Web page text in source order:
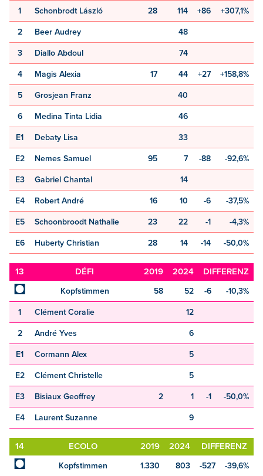
1 Schonbrodt László 28 114 +86 +307,1%
2 Beer Audrey 48
3 Diallo Abdoul 74
4 Magis Alexia 17 44 +27 +158,8%
5 Grosjean Franz 40
6 Medina Tinta Lidia 46
E1 Debaty Lisa 33
E2 Nemes Samuel 95 7 -88 -92,6%
E3 Gabriel Chantal 14
E4 Robert André 16 10 -6 -37,5%
E5 Schoonbroodt Nathalie 23 22 -1 -4,3%
E6 Huberty Christian 28 14 -14 -50,0%
13 DÉFI 2019 2024 DIFFERENZ
◘ Kopfstimmen 58 52 -6 -10,3%
1 Clément Coralie 12
2 André Yves 6
E1 Cormann Alex 5
E2 Clément Christelle 5
E3 Bisiaux Geoffrey 2 1 -1 -50,0%
E4 Laurent Suzanne 9
14 ECOLO 2019 2024 DIFFERENZ
◘ Kopfstimmen 1.330 803 -527 -39,6%